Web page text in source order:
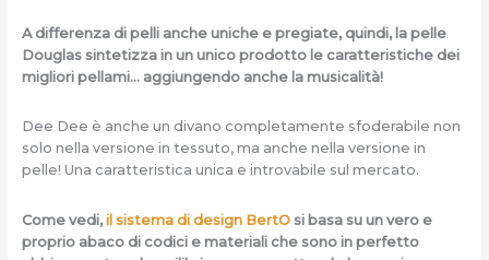
A differenza di pelli anche uniche e pregiate, quindi, la pelle
Douglas sintetizza in un unico prodotto le caratteristiche dei
migliori pellami… aggiungendo anche la musicalità!
Dee Dee è anche un divano completamente sfoderabile non
solo nella versione in tessuto, ma anche nella versione in
pelle! Una caratteristica unica e introvabile sul mercato.
Come vedi, il sistema di design BertOsi basa su un vero e
proprio abaco di codici e materiali che sono in perfetto